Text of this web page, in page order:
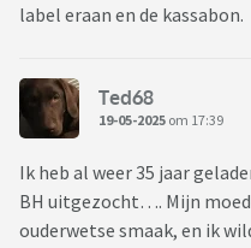
label eraan en de kassabon.
Ted68
19-05-2025 om 17:39
Ik heb al weer 35 jaar
BH uitgezocht…. Mijn
ouderwetse smaak, en ik